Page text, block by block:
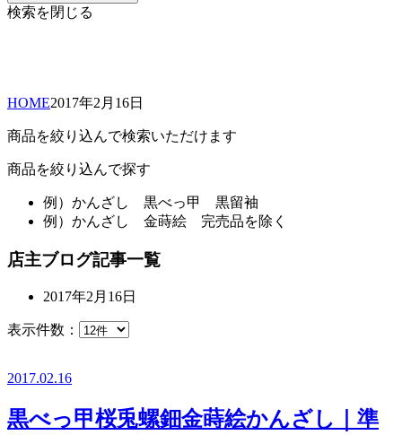
検索を閉じる
HOME2017年2月 16日
商品を絞り込んで検索いただけます
商品を絞り込んで探す
例） かんざし 黒べっ甲 黒留袖
例） かんざし 金蒔絵 完売品を除く
店主ブログ記事一覧
2017年2月16日
表示件数：
2017.02.16
黒べっ甲桜兎螺鈿金蒔絵かんざし｜準